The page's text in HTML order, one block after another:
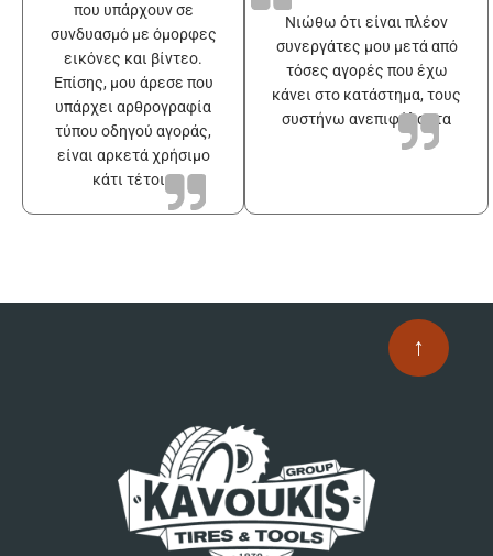
που υπάρχουν σε
συνδυασμό με όμορφες
εικόνες και βίντεο.
Επίσης, μου άρεσε που
υπάρχει αρθρογραφία
τύπου οδηγού αγοράς,
είναι αρκετά χρήσιμο
κάτι τέτοιο
Νιώθω ότι είναι πλέον
συνεργάτες μου μετά από
τόσες αγορές που έχω
κάνει στο κατάστημα, τους
συστήνω ανεπιφύλακτα
↑